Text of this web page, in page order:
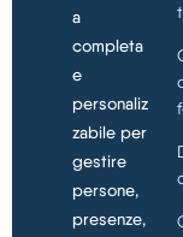
a
completa
e
personaliz
zabile per
gestire
persone,
presenze,